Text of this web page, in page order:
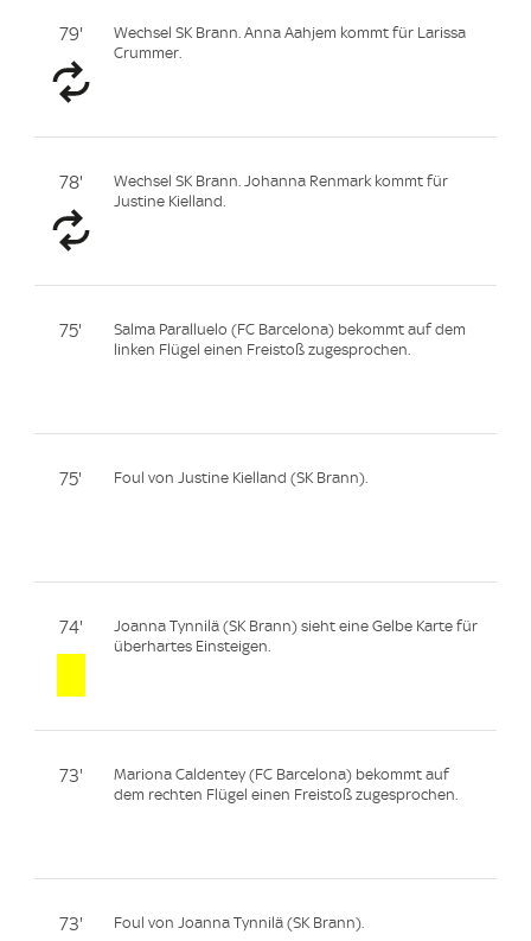
79'
Wechsel SK Brann. Anna Aahjem kommt für Larissa
Crummer.
78'
Wechsel SK Brann. Johanna Renmark kommt für
Justine Kielland.
75'
Salma Paralluelo (FC Barcelona) bekommt auf dem
linken Flügel einen Freistoß zugesprochen.
75' Foul von Justine Kielland (SK Brann).
74'
Joanna Tynnilä (SK Brann) sieht eine Gelbe Karte für
überhartes Einsteigen.
73'
Mariona Caldentey (FC Barcelona) bekommt auf
dem rechten Flügel einen Freistoß zugesprochen.
73' Foul von Joanna Tynnilä (SK Brann).